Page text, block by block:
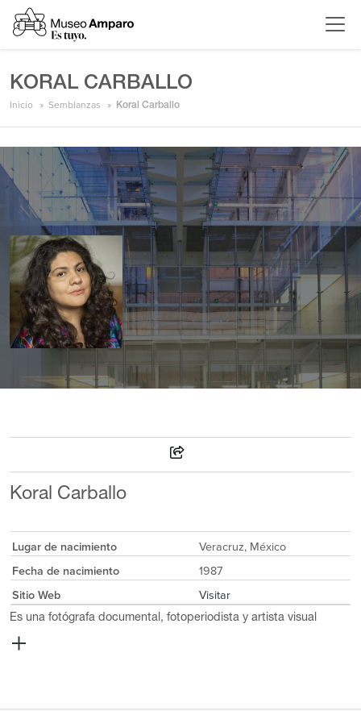
KORAL CARBALLO
Inicio Semblanzas Koral Carballo
Koral Carballo
Lugar de nacimiento
Veracruz, México
Fecha de nacimiento
1987
Sitio Web
Visitar
Es una fotógrafa documental, fotoperiodista y artista visual
radicada en Puebla. Estudió periodismo en la Universidad
Popular Autónoma del Estado de Puebla (2010) y ha completado